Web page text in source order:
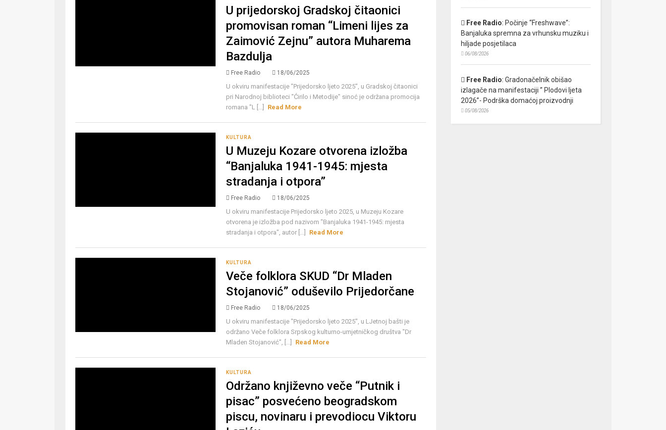
U prijedorskoj Gradskoj čitaonici
promovisan roman “Limeni lijes za
Zaimović Zejnu” autora Muharema
Bazdulja
Free Radio 18/06/2025
U okviru manifestacije "Prijedorsko ljeto 2025", u Gradskoj čitaonici
pri Narodnoj biblioteci "Ćirilo i Metodije" sinoć je održana promocija
romana "L [...]
Read More
KULTURA
U Muzeju Kozare otvorena izložba
“Banjaluka 1941-1945: mjesta
stradanja i otpora”
Free Radio 18/06/2025
U okviru manifestacije Prijedorsko ljeto 2025, u Muzeju Kozare
otvorena je izložba pod nazivom "Banjaluka 1941-1945: mjesta
stradanja i otpora", autor [...]
Read More
KULTURA
Veče folklora SKUD “Dr Mladen
Stojanović” oduševilo Prijedorčane
Free Radio 18/06/2025
U okviru manifestacije "Prijedorsko ljeto 2025", u LJetnoj bašti je
održano Veče folklora Srpskog kulturno-umjetničkog društva "Dr
Mladen Stojanović", [...]
Read More
KULTURA
Održano književno veče “Putnik i
pisac” posvećeno beogradskom
piscu, novinaru i prevodiocu Viktoru
Free Radio: Počinje “Freshwave”:
Banjaluka spremna za vrhunsku muziku i
hiljade posjetilaca
06/08/2026
Free Radio: Gradonačelnik obišao
izlagače na manifestaciji ” Plodovi ljeta
2026”- Podrška domaćoj proizvodnji
05/08/2026